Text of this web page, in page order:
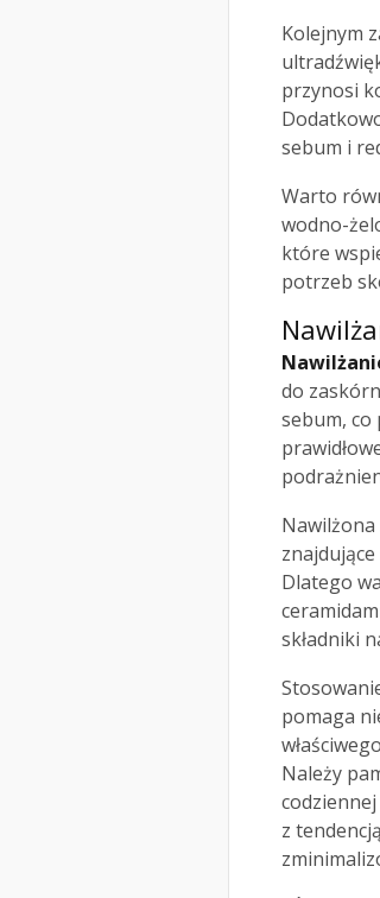
Kolejnym
przynosi
sebum i
Warto
wodno-
które
potrzeb
do
sebum, co
Dlatego
składniki
pomaga
Należy
z